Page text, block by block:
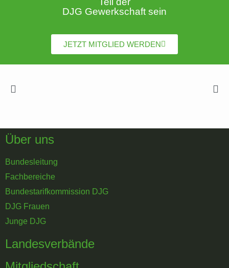
DJG Gewerkschaft sein
JETZT MITGLIED WERDEN
Über uns
Bundesleitung
Fachbereiche
Bundestarifkommission DJG
DJG Frauen
Junge DJG
Landesverbände